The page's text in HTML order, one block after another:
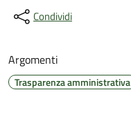
Condividi
Argomenti
Trasparenza amministrativa